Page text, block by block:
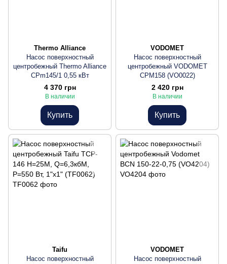
Thermo Alliance
Насос поверхностный
центробежный Thermo Alliance
CPm145/1 0,55 кВт
4 370 грн
В наличии
Купить
VODOMET
Насос поверхностный
центробежный VODOMET
CPM158 (VO0022)
2 420 грн
В наличии
Купить
Taifu
Насос поверхностный
VODOMET
Насос поверхностный